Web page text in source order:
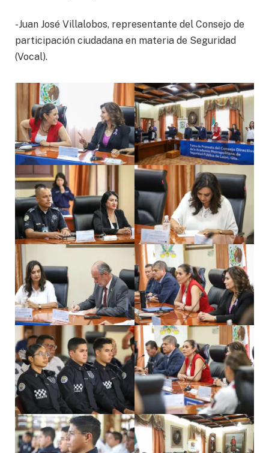
-Juan José Villalobos, representante del Consejo de
participación ciudadana en materia de Seguridad
(Vocal).